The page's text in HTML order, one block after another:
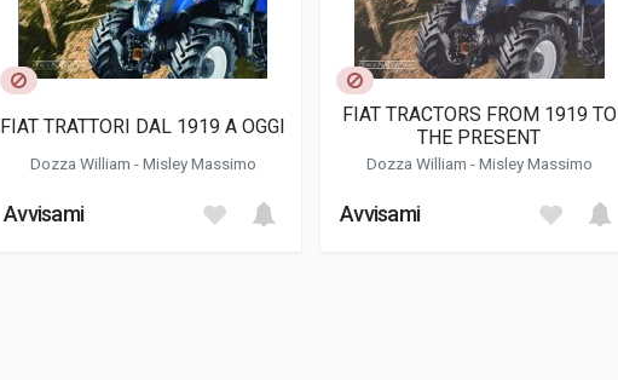
FIAT TRATTORI DAL 1919 A OGGI
Dozza William -Misley Massimo
Avvisami
FIAT TRACTORS FROM 1919 TO
THE PRESENT
Dozza William -Misley Massimo
Avvisami